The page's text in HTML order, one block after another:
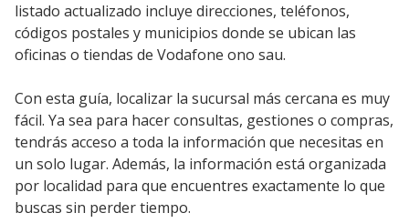
listado actualizado incluye direcciones, teléfonos,
códigos postales y municipios donde se ubican las
oficinas o tiendas de Vodafone ono sau.
Con esta guía, localizar la sucursal más cercana es muy
fácil. Ya sea para hacer consultas, gestiones o compras,
tendrás acceso a toda la información que necesitas en
un solo lugar. Además, la información está organizada
por localidad para que encuentres exactamente lo que
buscas sin perder tiempo.